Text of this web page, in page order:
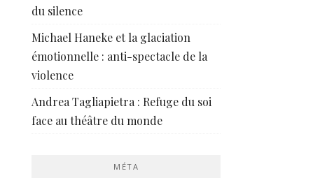
du silence
Michael Haneke et la glaciation
émotionnelle : anti-spectacle de la
violence
Andrea Tagliapietra : Refuge du soi
face au théâtre du monde
MÉTA